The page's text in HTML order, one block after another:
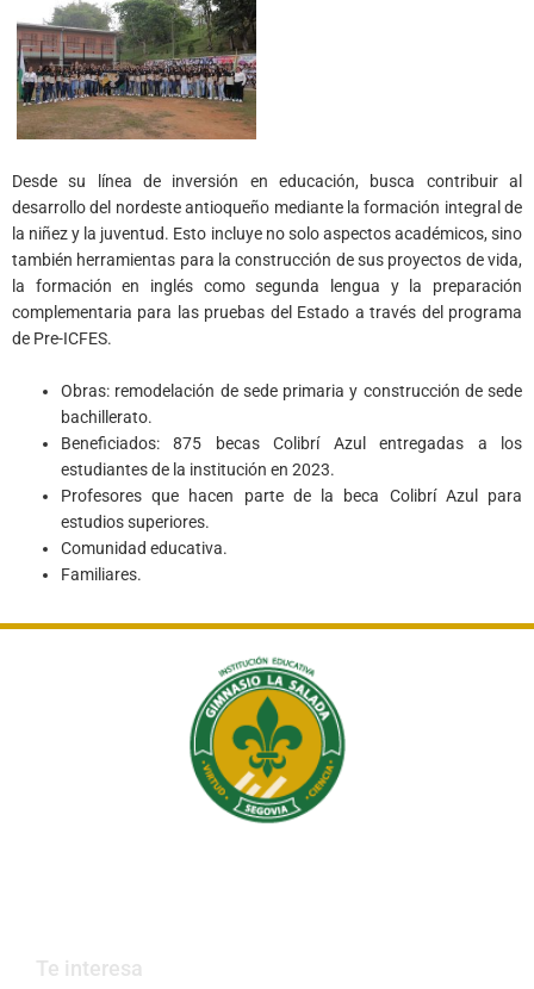
Desde su línea de inversión en educación, busca contribuir al
desarrollo del nordeste antioqueño mediante la formación integral de
la niñez y la juventud. Esto incluye no solo aspectos académicos, sino
también herramientas para la construcción de sus proyectos de vida,
la formación en inglés como segunda lengua y la preparación
complementaria para las pruebas del Estado a través del programa
de Pre-ICFES.
Obras: remodelación de sede primaria y construcción de sede
bachillerato.
Beneficiados: 875 becas Colibrí Azul entregadas a los
estudiantes de la institución en 2023.
Profesores que hacen parte de la beca Colibrí Azul para
estudios superiores.
Comunidad educativa.
Familiares.
Te interesa